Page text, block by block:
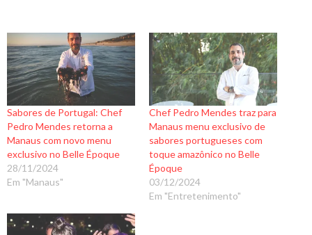
Sabores de Portugal: Chef
Pedro Mendes retorna a
Manaus com novo menu
exclusivo no Belle Époque
28/11/2024
Em "Manaus"
Chef Pedro Mendes traz para
Manaus menu exclusivo de
sabores portugueses com
toque amazônico no Belle
Époque
03/12/2024
Em "Entretenimento"